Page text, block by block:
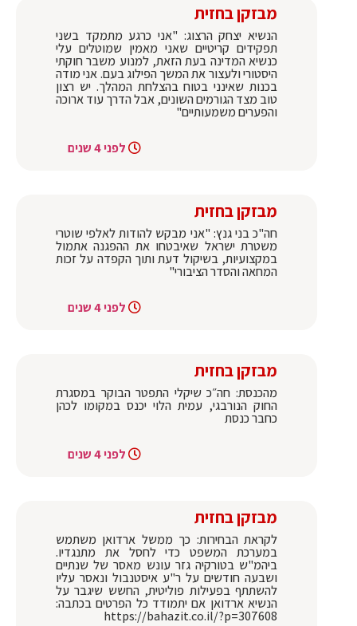
מבזקן בחזית
הנשיא יצחק הרצוג: "אני כרגע מתמקד בשני
תפקידים קריטיים שאני מאמין שמוטלים עלי
כנשיא המדינה בעת הזאת, למנוע משבר חוקתי
היסטורי ולעצור את המשך הפילוג בעם. אני מודה
בכנות שאינני בטוח בהצלחת המהלך. יש רצון
טוב מצד הגורמים השונים, אבל הדרך עוד ארוכה
והפערים משמעותיים"
לפני 4 שנים
מבזקן בחזית
חה"כ בני גנץ: "אני מבקש להודות לאלפי שוטרי
משטרת ישראל שאיבטחו את ההפגנה אתמול
במקצועיות, בשיקול דעת ותוך הקפדה על זכות
המחאה והסדר הציבורי"
לפני 4 שנים
מבזקן בחזית
מהכנסת: חה״כ שיקלי התפטר הבוקר במסגרת
החוק הנורבגי, עמית הלוי יכנס במקומו לכהן
כחבר כנסת
לפני 4 שנים
מבזקן בחזית
לקראת הבחירות: כך ממשל ארדואן משתמש
במערכת המשפט כדי לחסל את מתנגדיו.
ביהמ"ש בטורקיה גזר עונש מאסר של שנתיים
ושבעה חודשים על ר"ע איסטנבול ונאסר עליו
להשתתף בפעילות פוליטית, החשש שיגבר על
הנשיא ארדואן אם יתמודד כל הפרטים בכתבה:
https://bahazit.co.il/?p=307608